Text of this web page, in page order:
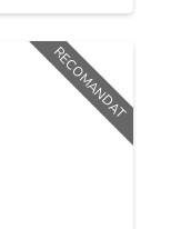
RECOMANDAT